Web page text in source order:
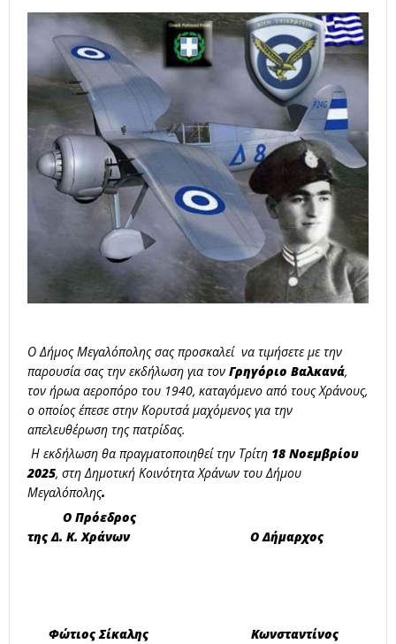
Ο Δήμος Μεγαλόπολης σας προσκαλεί να τιμήσετε με την
παρουσία σας την εκδήλωση για τον Γρηγόριο Βαλκανά,
τον ήρωα αεροπόρο του 1940, καταγόμενο από τους Χράνους,
ο οποίος έπεσε στην Κορυτσά μαχόμενος για την
απελευθέρωση της πατρίδας.
Η εκδήλωση θα πραγματοποιηθεί την Τρίτη 18 Νοεμβρίου
2025, στη Δημοτική Κοινότητα Χράνων του Δήμου
Μεγαλόπολης.
Ο Πρόεδρος
της Δ. Κ. Χράνων
Ο Δήμαρχος
Φώτιος Σίκαλης Κωνσταντίνος